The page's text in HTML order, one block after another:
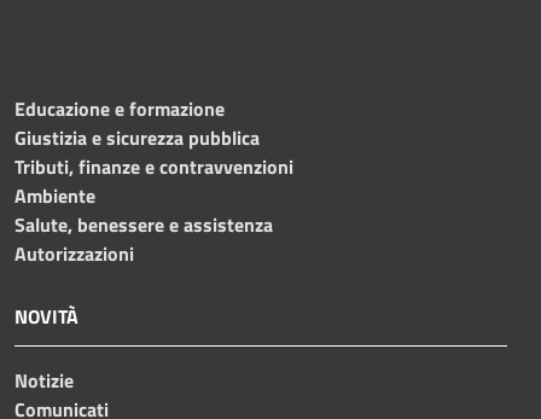
Educazione e formazione
Giustizia e sicurezza pubblica
Tributi, finanze e contravvenzioni
Ambiente
Salute, benessere e assistenza
Autorizzazioni
NOVITÀ
Notizie
Comunicati